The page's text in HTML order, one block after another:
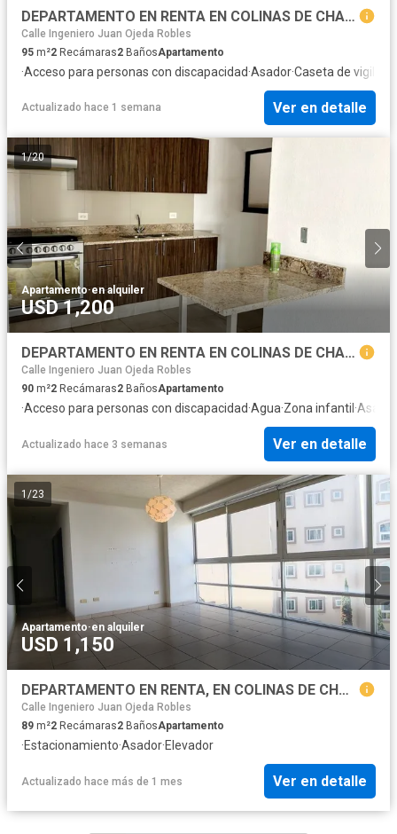
DEPARTAMENTO EN RENTA EN COLINAS DE CHAPULTEPEC
Calle Ingeniero Juan Ojeda Robles
95 m²2 Recámaras2 BañosApartamento
·Acceso para personas con discapacidad·Asador·Caseta de
Actualizado hace 1 semana Ver en detalle
1/20
Apartamento·en alquiler
USD 1,200
DEPARTAMENTO EN RENTA EN COLINAS DE CHAPULTEPEC
Calle Ingeniero Juan Ojeda Robles
90 m²2 Recámaras2 BañosApartamento
·Acceso para personas con discapacidad·Agua·Zona infantil ·Asador
Actualizado hace 3 semanas Ver en detalle
1 /23
Apartamento·en alquiler
USD 1,150
DEPARTAMENTO EN RENTA, EN COLINAS DE CHAPULTEPEC, ZONA DORADA, TIJUANA
Calle Ingeniero Juan Ojeda Robles
89 m²2 Recámaras2 BañosApartamento
·Estacionamiento·Asador·Elevador
Actualizado hace más de 1 mes Ver en detalle